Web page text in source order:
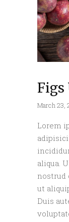
Figs
March 23,
Lorem
aliqua.
nostrud
ut
Duis